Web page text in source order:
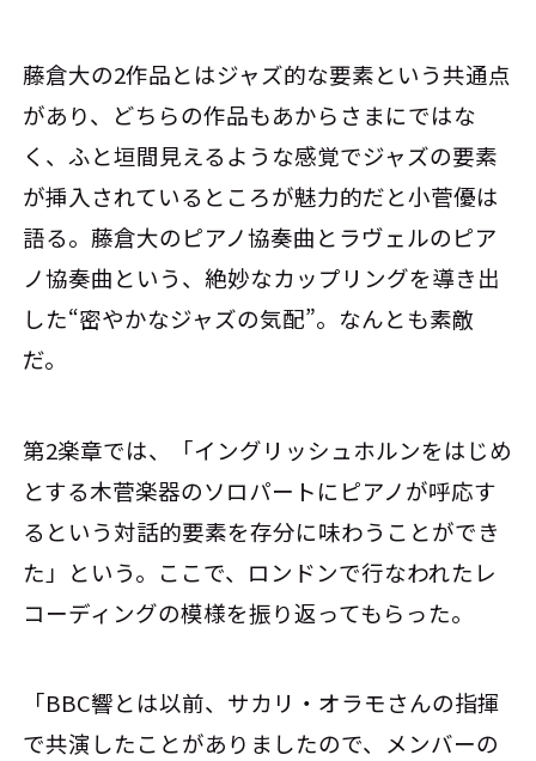
藤倉大の2作品とはジャズ的な要素という共通点
があり、どちらの作品もあからさまにではな
く、ふと垣間見えるような感覚でジャズの要素
が挿入されているところが魅力的だと小菅優は
語る。藤倉大のピアノ協奏曲とラヴェルのピア
ノ協奏曲という、絶妙なカップリングを導き出
した“密やかなジャズの気配”。なんとも素敵
だ。
第2楽章では、「イングリッシュホルンをはじめ
とする木菅楽器のソロパートにピアノが呼応す
るという対話的要素を存分に味わうことができ
た」という。ここで、ロンドンで行なわれたレ
コーディングの模様を振り返ってもらった。
「BBC響とは以前、サカリ・オラモさんの指揮
で共演したことがありましたので、メンバーの